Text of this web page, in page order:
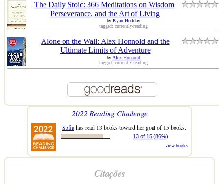
The Daily Stoic: 366 Meditations on Wisdom,
Perseverance, and the Art of Living
by Ryan Holiday
tagged: currently-reading
Alone on the Wall: Alex Honnold and the
Ultimate Limits of Adventure
byAlex Honnold
tagged: currently-reading
2022 Reading Challenge
Sofiahas read 13 books toward her goal of 15 books.
13 of 15 (86%)
view books
Citações